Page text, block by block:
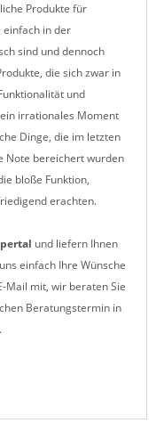
Produkte für
einfach in der
sind und dennoch
die sich zwar in
und
irrationales Moment
Dinge, die im letzten
Note bereichert wurden
bloße Funktion,
erachten.
und liefern Ihnen
einfach Ihre Wünsche
Mail mit, wir beraten Sie
Beratungstermin in